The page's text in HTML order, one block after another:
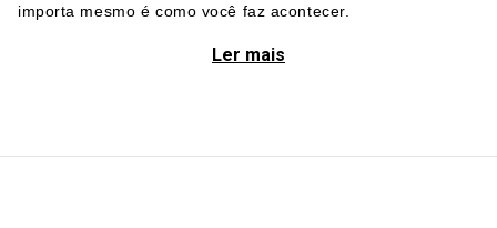
importa mesmo é como você faz acontecer.
Ler mais